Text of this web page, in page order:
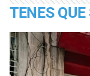
TENES